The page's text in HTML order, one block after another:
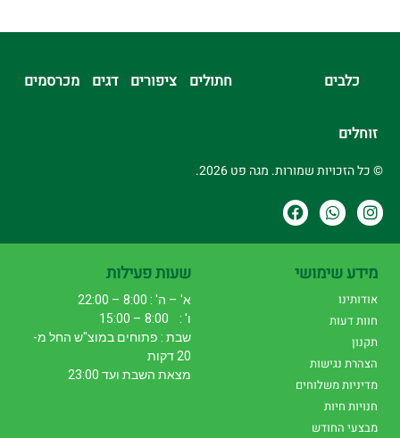
כלבים חתולים ציפורים דגים מכרסמים
זוחלים
© כל הזכויות שמורות. מגה פט 2026.
מידע שימושי
אודותינו
חוות דעות
תקנון
הצהרת נגישות
מדיניות משלוחים
חנויות חיות
מבצעי החודש
שעות פעילות
א' – ה' : 8:00 – 22:00
ו' : 8:00 – 15:00
שבת : פתוחים במוצ"ש החל מ-
20 דקות
מצאת השבת ועד 23:00